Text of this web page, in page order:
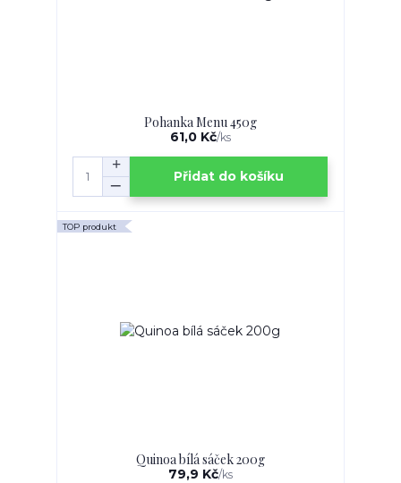
Pohanka Menu 450g
61,0 Kč/ks
Přidat do košíku
TOP produkt
Quinoa bílá sáček 200g
79,9 Kč/ks